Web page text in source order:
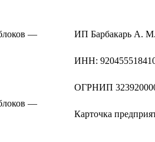
ИП Барбакарь А. М.
ИНН:
ОГРНИП
Карточка